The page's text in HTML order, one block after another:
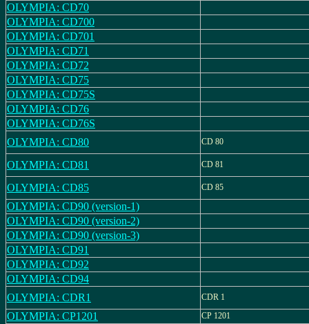
OLYMPIA: CD70
OLYMPIA: CD700
OLYMPIA: CD701
OLYMPIA: CD71
OLYMPIA: CD72
OLYMPIA: CD75
OLYMPIA: CD75S
OLYMPIA: CD76
OLYMPIA: CD76S
OLYMPIA: CD80
CD 80
OLYMPIA: CD81 CD 81
OLYMPIA: CD85 CD 85
OLYMPIA: CD90 (version-1)
OLYMPIA: CD90 (version-2)
OLYMPIA: CD90 (version-3)
OLYMPIA: CD91
OLYMPIA: CD92
OLYMPIA: CD94
OLYMPIA: CDR1
CDR 1
OLYMPIA: CP1201 CP 1201